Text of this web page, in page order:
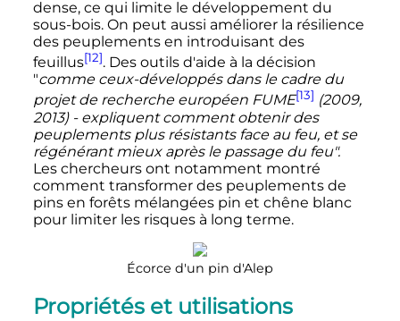
dense, ce qui limite le développement du
sous-bois. On peut aussi améliorer la résilience
des peuplements en introduisant des
feuillus[12]. Des outils d'aide à la décision
"comme ceux-développés dans le cadre du
projet de recherche européen FUME[13] (2009,
2013) - expliquent comment obtenir des
peuplements plus résistants face au feu, et se
régénérant mieux après le passage du feu".
Les chercheurs ont notamment montré
comment transformer des peuplements de
pins en forêts mélangées pin et chêne blanc
pour limiter les risques à long terme.
Écorce d'un pin d'Alep
Propriétés et utilisations